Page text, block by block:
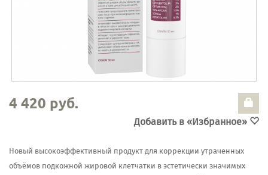
4 420 руб.
Добавить в «Избранное»
Новый высокоэффективный продукт для коррекции утраченных
объёмов подкожной жировой клетчатки в эстетически значимых